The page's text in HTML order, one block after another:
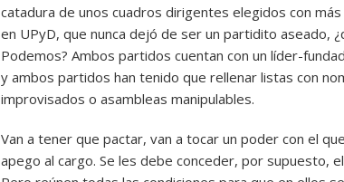
catadura de unos cuadros dirigentes elegidos con
en UPyD, que nunca dejó de ser un partidito aseado,
Podemos? Ambos partidos cuentan con un líder-
y ambos partidos han tenido que rellenar listas con
improvisados o asambleas manipulables.
Van a tener que pactar, van a tocar un poder con el
apego al cargo. Se les debe conceder, por supuesto,